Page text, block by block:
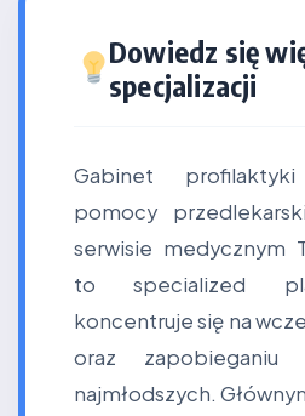
Dowiedz się
specjalizacji
Gabinet
pomocy
serwisie medycznym
to specialized
koncentruje się na
oraz zapobieganiu
najmłodszych.